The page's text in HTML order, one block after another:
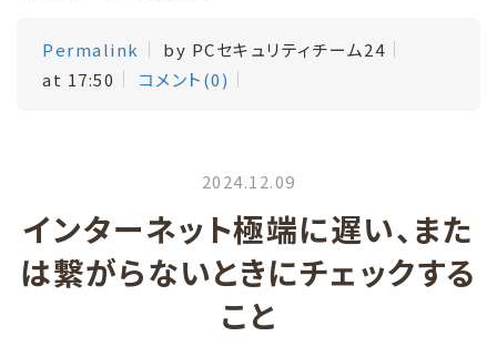
Permalink
by PCセキュリティチーム24
at 17:50
コメント(0)
2024.12.09
インターネット極端に遅い、また
は繋がらないときにチェックする
こと